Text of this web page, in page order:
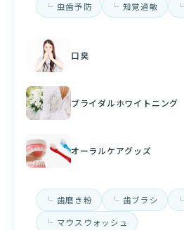
虫歯予防 知覚過敏
口臭
ブライダルホワイトニング
オーラルケアグッズ
歯磨き粉 歯ブラシ
マウスウォッシュ